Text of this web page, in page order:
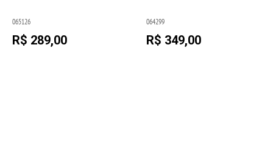
065126
R$ 289,00
064299
R$ 349,00